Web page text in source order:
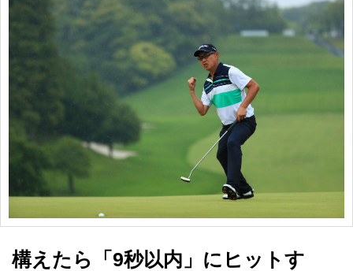
構えたら「9秒以内」にヒットす